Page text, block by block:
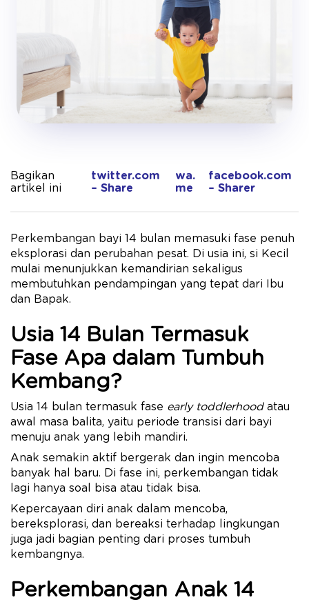
Bagikan
artikel ini
twitter.com
– Share
wa.
me
facebook.com
– Sharer
Perkembangan bayi 14 bulan memasuki fase penuh
eksplorasi dan perubahan pesat. Di usia ini, si Kecil
mulai menunjukkan kemandirian sekaligus
membutuhkan pendampingan yang tepat dari Ibu
dan Bapak.
Usia 14 Bulan Termasuk
Fase Apa dalam Tumbuh
Kembang?
Usia 14 bulan termasuk fase early toddlerhoodatau
awal masa balita, yaitu periode transisi dari bayi
menuju anak yang lebih mandiri.
Anak semakin aktif bergerak dan ingin mencoba
banyak hal baru. Di fase ini, perkembangan tidak
lagi hanya soal bisa atau tidak bisa.
Kepercayaan diri anak dalam mencoba,
bereksplorasi, dan bereaksi terhadap lingkungan
juga jadi bagian penting dari proses tumbuh
kembangnya.
Perkembangan Anak 14